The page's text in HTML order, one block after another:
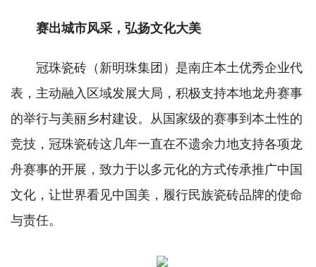
赛出城市风采，弘扬文化大美
冠珠瓷砖（新明珠集团）是南庄本土优秀企业代
表，主动融入区域发展大局，积极支持本地龙舟赛事
的举行与美丽乡村建设。从国家级的赛事到本土性的
竞技，冠珠瓷砖这几年一直在不遗余力地支持各项龙
舟赛事的开展，致力于以多元化的方式传承推广中国
文化，让世界看见中国美，履行民族瓷砖品牌的使命
与责任。